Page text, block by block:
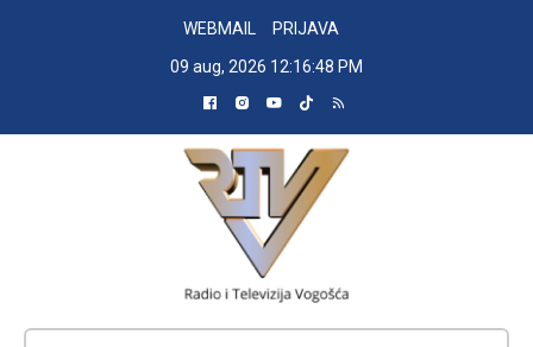
WEBMAIL
PRIJAVA
09 aug, 2026 12:16:49 PM